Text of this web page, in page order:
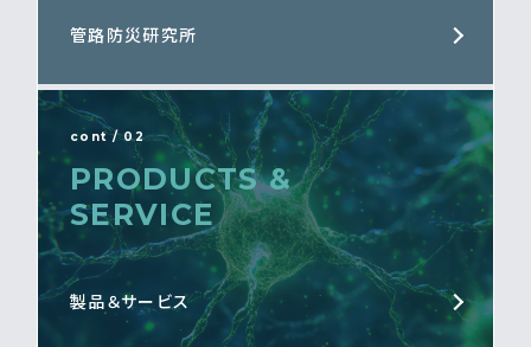
管路防災研究所
cont / 02
PRODUCTS &
SERVICE
製品＆サービス